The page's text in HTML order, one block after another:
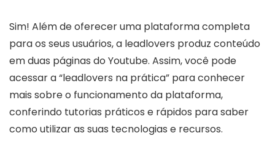
Sim! Além de oferecer uma plataforma completa
para os seus usuários, a leadlovers produz conteúdo
em duas páginas do Youtube. Assim, você pode
acessar a “leadlovers na prática” para conhecer
mais sobre o funcionamento da plataforma,
conferindo tutorias práticos e rápidos para saber
como utilizar as suas tecnologias e recursos.